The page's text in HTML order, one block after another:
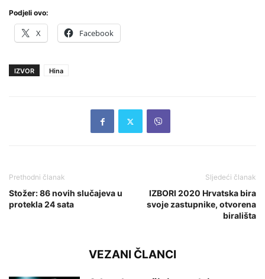
Podjeli ovo:
X Facebook
IZVOR Hina
Prethodni članak
Stožer: 86 novih slučajeva u
protekla 24 sata
Sljedeći članak
IZBORI 2020 Hrvatska bira
svoje zastupnike, otvorena
birališta
VEZANI ČLANCI